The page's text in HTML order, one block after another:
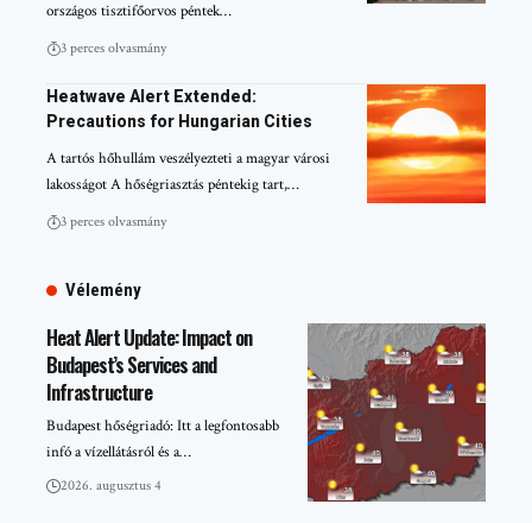
országos tisztifőorvos péntek…
3 perces olvasmány
Heatwave Alert Extended:
Precautions for Hungarian Cities
A tartós hőhullám veszélyezteti a magyar városi
lakosságot A hőségriasztás péntekig tart,…
3 perces olvasmány
Vélemény
Heat Alert Update: Impact on
Budapest’s Services and
Infrastructure
Budapest hőségriadó: Itt a legfontosabb
infó a vízellátásról és a…
2026. augusztus 4